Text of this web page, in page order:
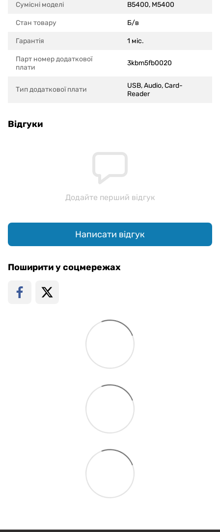
Сумісні моделi B5400, M5400
Стан товару Б/в
Гарантія 1 міс.
Парт номер додаткової
плати
3kbm5fb0020
Тип додаткової плати
USB, Audio, Card-
Reader
Відгуки
Додайте перший відгук
Написати відгук
Поширити у соцмережах